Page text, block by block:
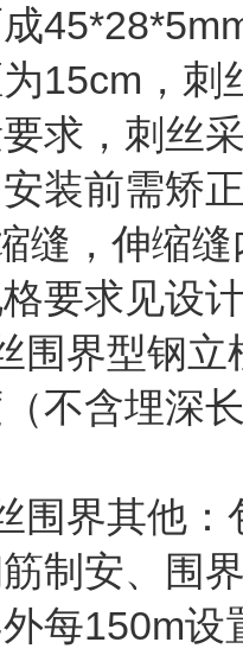
15cm，
求，刺丝
装前需矫
缝，伸缩
要求见设
围界型钢
不含埋深
围界其他
制安、围
每150m